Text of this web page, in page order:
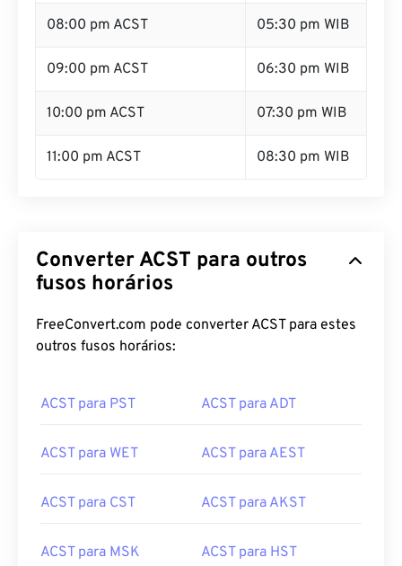
08:00 pm ACST 05:30 pm WIB
09:00 pm ACST 06:30 pm WIB
10:00 pm ACST 07:30 pm WIB
11:00 pm ACST 08:30 pm WIB
Converter ACST para outros
fusos horários
FreeConvert.com pode converter ACST para estes
outros fusos horários:
ACST para PST ACST para ADT
ACST para WET ACST para AEST
ACST para CST ACST para AKST
ACST para MSK ACST para HST